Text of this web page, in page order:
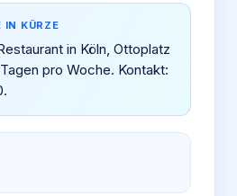
IN KÜRZE
in Köln, Ottoplatz
pro Woche. Kontakt: